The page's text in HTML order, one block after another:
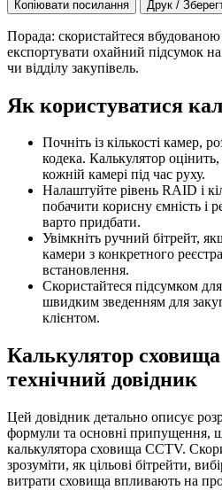
Копіювати посилання Друк /
Порада: скористайтеся
експортувати охайний підсумок на
чи відділу закупівель.
Як користуватися
Почніть із кількості камер,
кодека. Калькулятор
кожній камері під час руху.
Налаштуйте рівень RAID і
побачити корисну ємність і
варто придбати.
Увімкніть ручний бітрейт,
камери з конкретного
встановлення.
Скористайтеся підсумком
швидким зведенням для
клієнтом.
Калькулятор
технічний довідник
Цей довідник детально описує
формули та основні припущення,
калькулятора сховища CCTV.
зрозуміти, як цільові бітрейти,
витрати сховища впливають на